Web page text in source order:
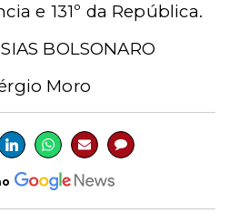
e 131º da República.
BOLSONARO
Moro